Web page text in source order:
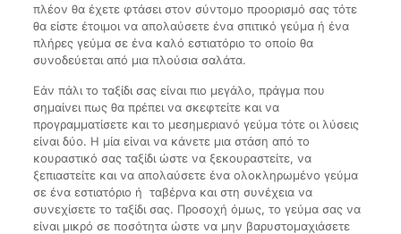
πλέον θα έχετε φτάσει στον σύντομο προορισμό σας τότε
θα είστε έτοιμοι να απολαύσετε ένα σπιτικό γεύμα ή ένα
πλήρες γεύμα σε ένα καλό εστιατόριο το οποίο θα
συνοδεύεται από μια πλούσια σαλάτα.
Εάν πάλι το ταξίδι σας είναι πιο μεγάλο, πράγμα που
σημαίνει πως θα πρέπει να σκεφτείτε και να
προγραμματίσετε και το μεσημεριανό γεύμα τότε οι λύσεις
είναι δύο. Η μία είναι να κάνετε μια στάση από το
κουραστικό σας ταξίδι ώστε να ξεκουραστείτε, να
ξεπιαστείτε και να απολαύσετε ένα ολοκληρωμένο γεύμα
σε ένα εστιατόριο ή ταβέρνα και στη συνέχεια να
συνεχίσετε το ταξίδι σας. Προσοχή όμως, το γεύμα σας να
είναι μικρό σε ποσότητα ώστε να μην βαρυστομαχιάσετε